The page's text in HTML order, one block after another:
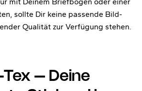
sollte Dir keine passende Bild-
Qualität zur Verfügung stehen.
– Deine